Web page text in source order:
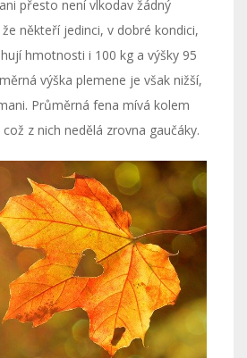
přesto není vlkodav žádný
někteří jedinci, v dobré kondici,
hmotnosti i 100 kg a výšky 95
výška plemene je však nižší,
Průměrná fena mívá kolem
z nich nedělá zrovna gaučáky.